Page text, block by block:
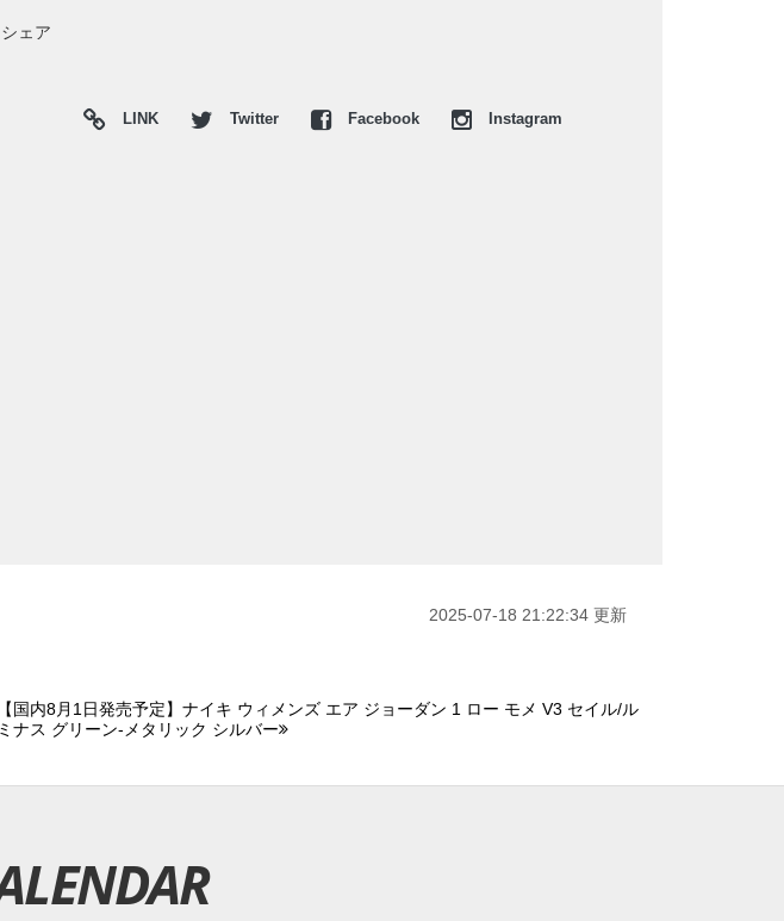
シェア
LINK Twitter Facebook Instagram
2025-07-18 21:22:34 更新
【国内8月1日発売予定】ナイキ ウィメンズ エア ジョーダン 1 ロー モメ V3 セイル/ル
ミナス グリーン-メタリック シルバー